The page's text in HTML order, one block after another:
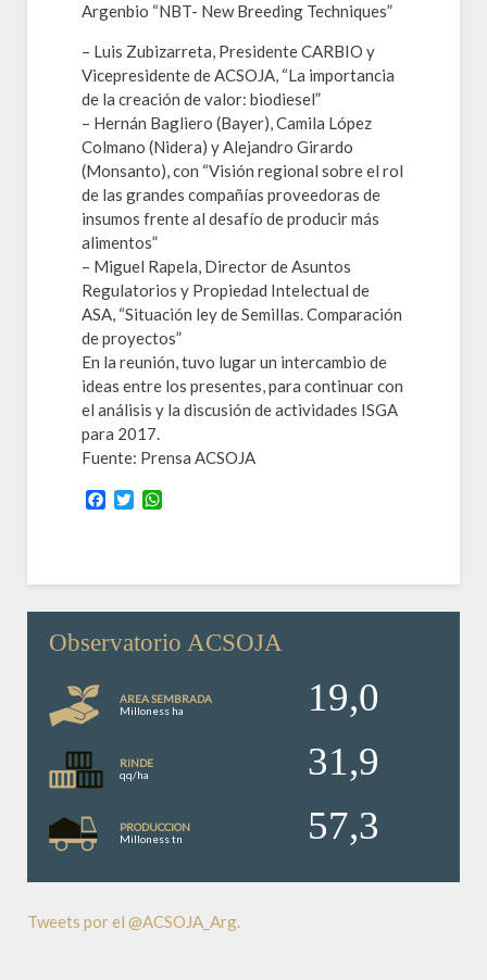
Argenbio “NBT- New Breeding Techniques”
– Luis Zubizarreta, Presidente CARBIO y
Vicepresidente de ACSOJA, “La importancia
de la creación de valor: biodiesel”
– Hernán Bagliero (Bayer), Camila López
Colmano (Nidera) y Alejandro Girardo
(Monsanto), con “Visión regional sobre el rol
de las grandes compañías proveedoras de
insumos frente al desafío de producir más
alimentos”
– Miguel Rapela, Director de Asuntos
Regulatorios y Propiedad Intelectual de
ASA, “Situación ley de Semillas. Comparación
de proyectos”
En la reunión, tuvo lugar un intercambio de
ideas entre los presentes, para continuar con
el análisis y la discusión de actividades ISGA
para 2017.
Fuente: Prensa ACSOJA
Facebook
Twitter
Observatorio ACSOJA
AREA SEMBRADA
Milloness ha
19,0
RINDE
qq/ha
31,9
PRODUCCION
Milloness tn
57,3
Tweets por el @ACSOJA_Arg.